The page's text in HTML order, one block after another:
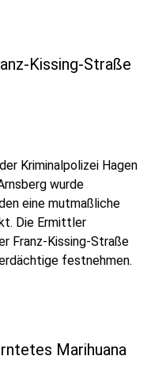
Kissing-Straße
Kriminalpolizei Hagen
wurde
eine mutmaßliche
Die Ermittler
Franz-Kissing-Straße
festnehmen.
Marihuana